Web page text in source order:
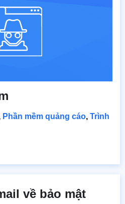
Phần mềm quảng cáo, Trình
về bảo mật